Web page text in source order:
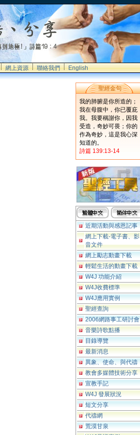
網上資源 聯絡我們 English
聖經金句
我的肺腑是你所造的；
我在母腹中，你已覆庇
我。我要稱謝你，因我
受造，奇妙可畏；你的
作為奇妙，這是我心深
知道的。
詩篇 139:13-14
近期活動與感恩記事
網上下載-電子書、影
音文件
網上勵志動畫下載
輕鬆生活的動畫下載
W4J 功能介紹
W4J收費標準
W4J應用實例
聖經查詢
2006網路事工研討會
音樂詩歌點播
目錄導覽
最新消息
異象、使命、與代禱
教會多媒體技術分享
宣教手記
W4J 發展狀況
短文分享
代禱網
荒漠甘泉